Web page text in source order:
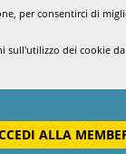
per consentirci di
dei cookie
ALLA